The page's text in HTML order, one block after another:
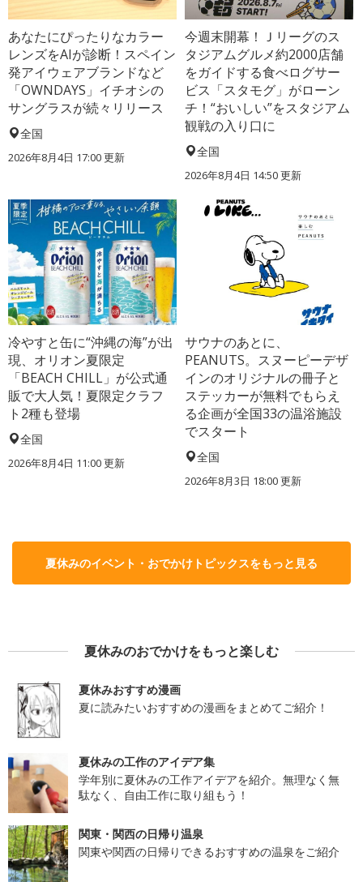
あなたにぴったりなカラー
レンズをAIが診断！スペイン
発アイウェアブランドなど
「OWNDAYS」イチオシの
サングラスが続々リリース
全国
2026年8月4日 17:00更新
今週末開幕！Ｊリーグのス
タジアムグルメ約2000店舗
をガイドする食べログサー
ビス「スタモグ」がローン
チ！“おいしい”をスタジアム
観戦の入り口に
全国
2026年8月4日 14:50更新
冷やすと缶に“沖縄の海”が出
現、オリオン夏限定
「BEACH CHILL」が公式通
販で大人気！夏限定クラフ
ト2種も登場
全国
2026年8月4日 11:00更新
サウナのあとに、
PEANUTS。スヌーピーデザ
インのオリジナルの冊子と
ステッカーが無料でもらえ
る企画が全国33の温浴施設
でスタート
全国
2026年8月3日 18:00更新
夏休みのイベント・おでかけトピックスをもっと見る
夏休みのおでかけをもっと楽しむ
夏休みおすすめ漫画
夏に読みたいおすすめの漫画をまとめてご紹介！
夏休みの工作のアイデア集
学年別に夏休みの工作アイデアを紹介。無理なく無
駄なく、自由工作に取り組もう！
関東・関西の日帰り温泉
関東や関西の日帰りできるおすすめの温泉をご紹介